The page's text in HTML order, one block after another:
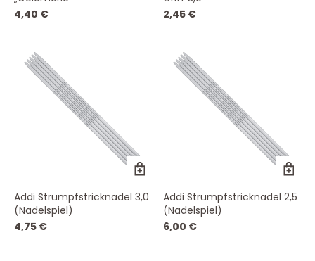
4,40 €
2,45 €
Addi Strumpfstricknadel 3,0
(Nadelspiel)
4,75 €
Addi Strumpfstricknadel 2,5
(Nadelspiel)
6,00 €